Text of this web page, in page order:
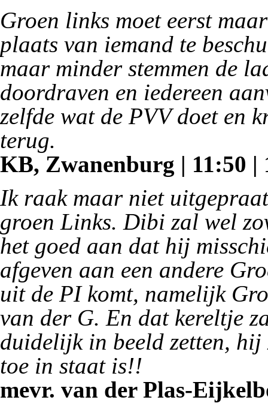
Groen links moet eerst
plaats van iemand te
maar minder stemmen de
doordraven en iedereen
zelfde wat de PVV doet en
terug.
KB, Zwanenburg | 11:50 |
Ik raak maar niet
groen Links. Dibi zal wel
het goed aan dat hij
afgeven aan een andere
uit de PI komt, namelijk
van der G. En dat kereltje
duidelijk in beeld zetten,
toe in staat is!!
mevr. van der Plas-